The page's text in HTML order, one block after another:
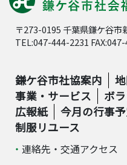
〒273-0195 千葉県鎌ケ谷市
TEL:047-444-2231
鎌ケ谷市社協案内
事業・サービス
ボ
広報紙
今月の行事
制服リユース
連絡先・交通アクセス